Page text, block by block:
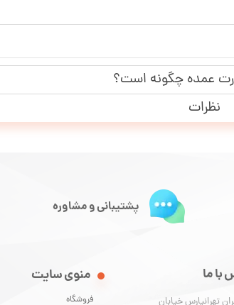
عمده چگونه است؟
نظرات
منوی سایت
فروشگاه
با ما
تهرانپارس خیابان
پشتیبانی و مشاوره